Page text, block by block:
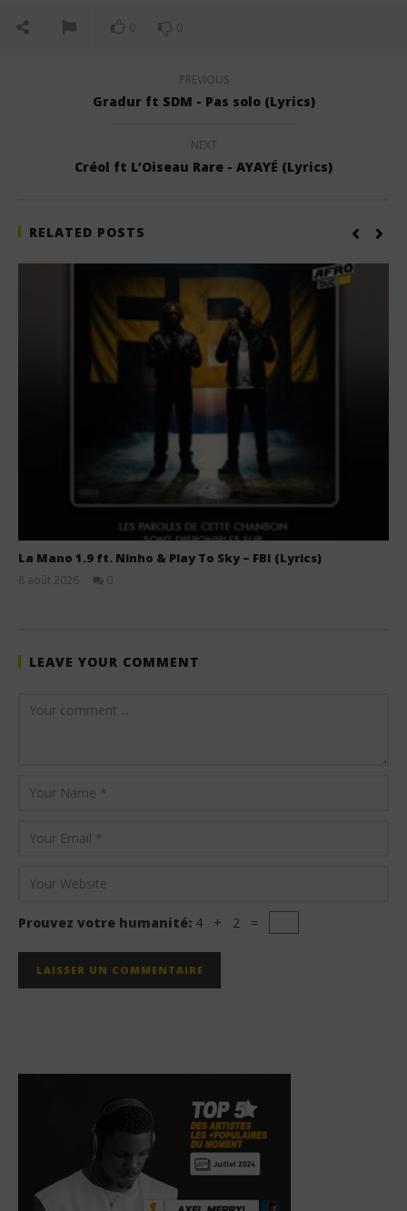
0 0
PREVIOUS
Gradur ft SDM - Pas solo (Lyrics)
NEXT
Créol ft L’Oiseau Rare - AYAYÉ (Lyrics)
RELATED POSTS
La Mano 1.9 ft. Ninho & Play To Sky – FBI (Lyrics)
8 août 2026
0
LEAVE YOUR COMMENT
Prouvez votre humanité: 4 + 2 =